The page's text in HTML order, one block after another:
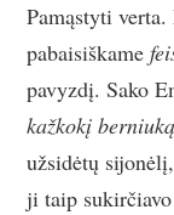
Pamąstyti
pabaisiškame
pavyzdį. Sako
kažkokį
užsidėtų
ji taip